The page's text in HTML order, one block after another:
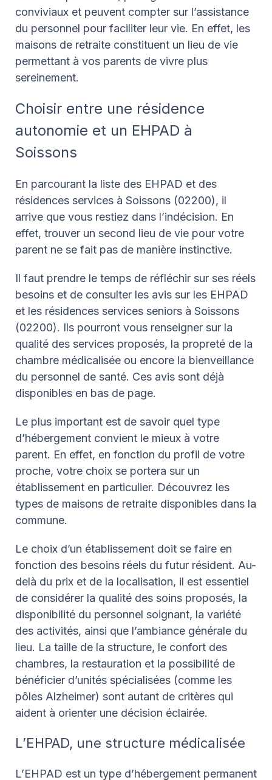
conviviaux et peuvent compter sur l’assistance
du personnel pour faciliter leur vie. En effet, les
maisons de retraite constituent un lieu de vie
permettant à vos parents de vivre plus
sereinement.
Choisir entre une résidence
autonomie et un EHPAD à
Soissons
En parcourant la liste des EHPAD et des
résidences services à Soissons (02200), il
arrive que vous restiez dans l’indécision. En
effet, trouver un second lieu de vie pour votre
parent ne se fait pas de manière instinctive.
Il faut prendre le temps de réfléchir sur ses réels
besoins et de consulter les avis sur les EHPAD
et les résidences services seniors à Soissons
(02200). Ils pourront vous renseigner sur la
qualité des services proposés, la propreté de la
chambre médicalisée ou encore la bienveillance
du personnel de santé. Ces avis sont déjà
disponibles en bas de page.
Le plus important est de savoir quel type
d’hébergement convient le mieux à votre
parent. En effet, en fonction du profil de votre
proche, votre choix se portera sur un
établissement en particulier. Découvrez les
types de maisons de retraite disponibles dans la
commune.
Le choix d’un établissement doit se faire en
fonction des besoins réels du futur résident. Au-
delà du prix et de la localisation, il est essentiel
de considérer la qualité des soins proposés, la
disponibilité du personnel soignant, la variété
des activités, ainsi que l’ambiance générale du
lieu. La taille de la structure, le confort des
chambres, la restauration et la possibilité de
bénéficier d’unités spécialisées (comme les
pôles Alzheimer) sont autant de critères qui
aident à orienter une décision éclairée.
L’EHPAD, une structure médicalisée
L’EHPAD est un type d’hébergement permanent